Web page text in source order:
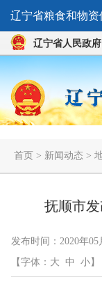
辽宁省人民政府
辽宁省粮食和物资
首页 > 新闻动态 >
抚顺市
发布时间：2020年05
【字体： 大 中 小】